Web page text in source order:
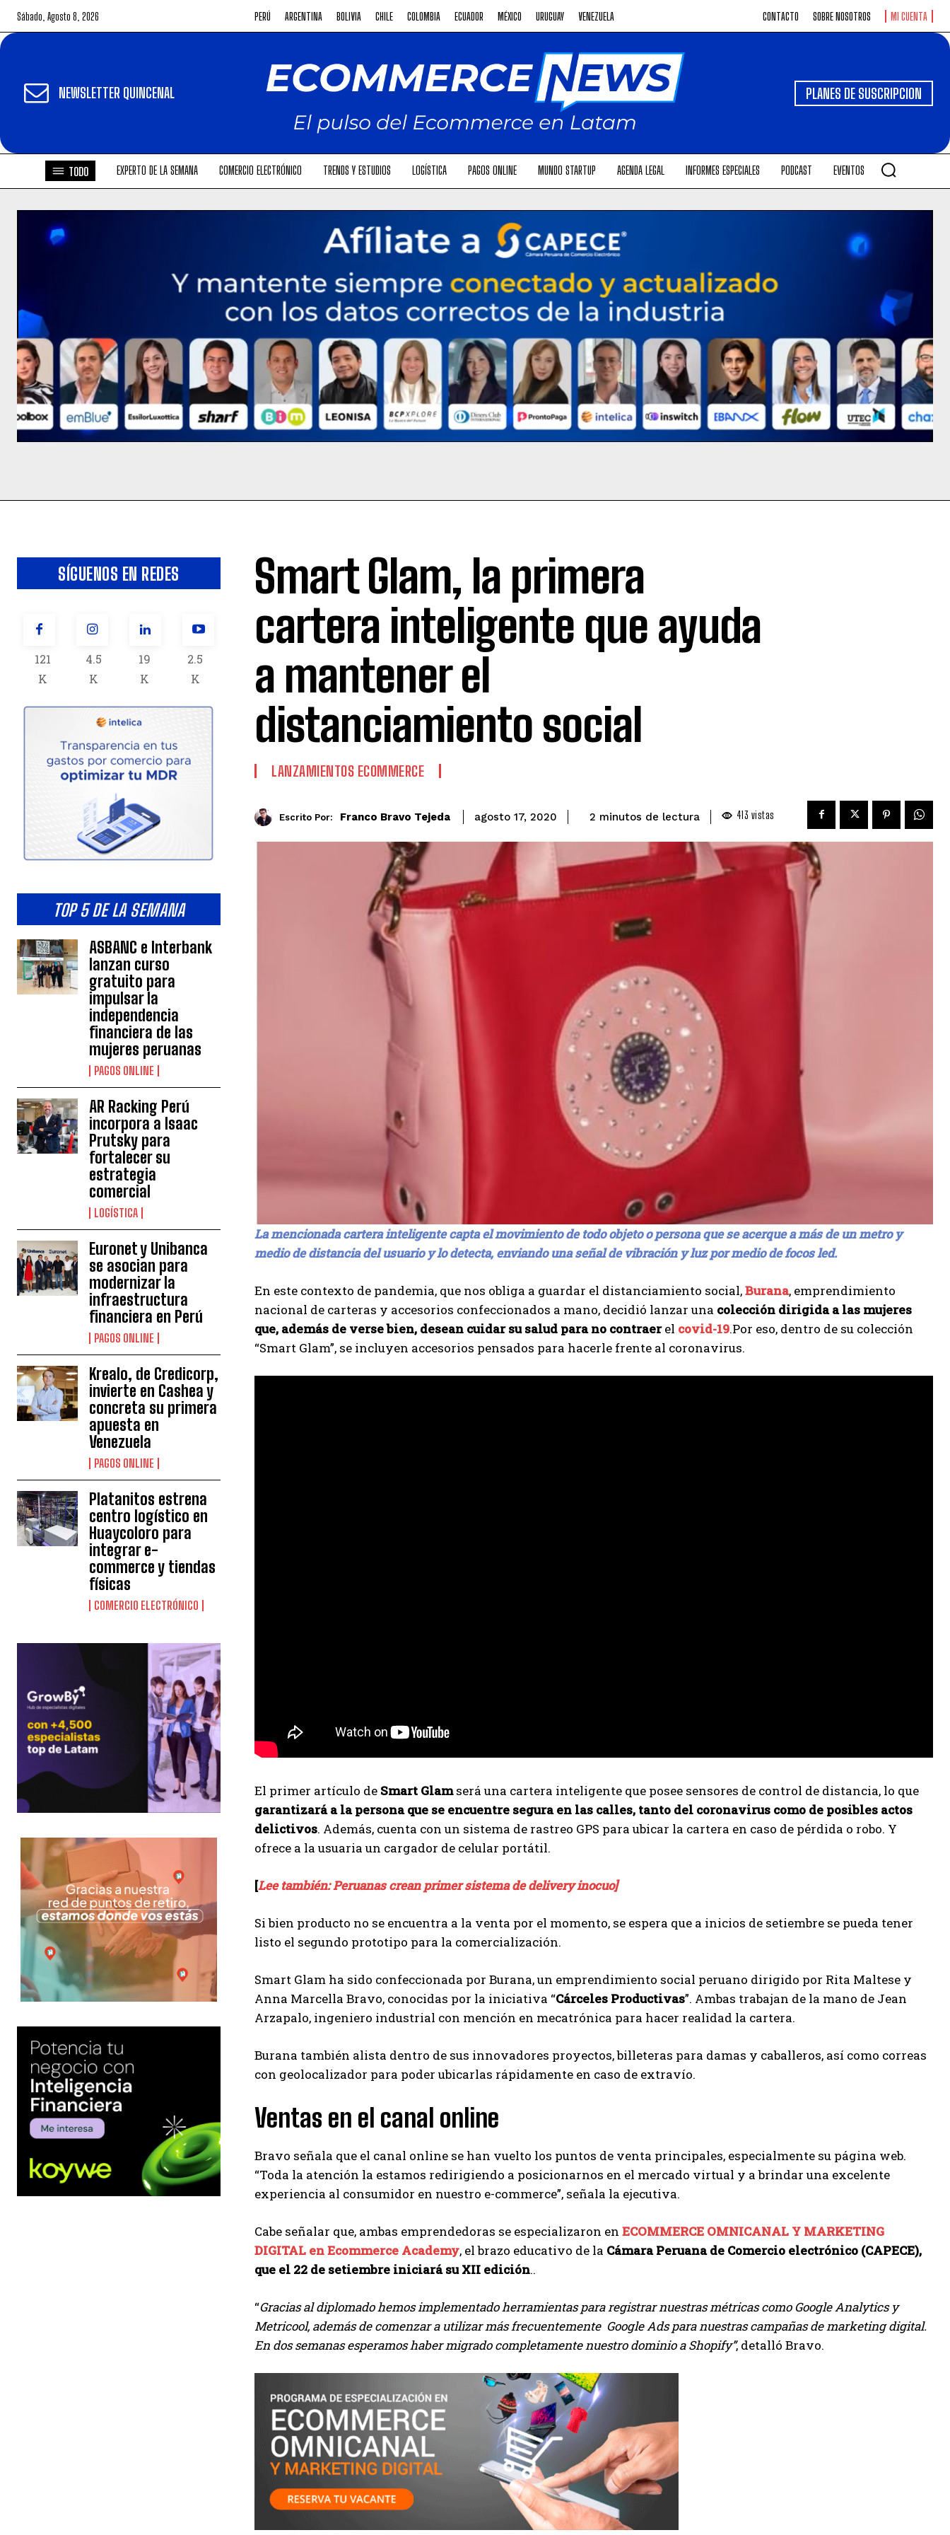
Sábado, Agosto 8, 2026 PERÚ ARGENTINA BOLIVIA CHILE COLOMBIA ECUADOR MÉXICO URUGUAY VENEZUELA CONTACTO SOBRE NOSOTROS MI CUENTA
NEWSLETTER QUINCENAL PLANES DE SUSCRIPCION
TODO EXPERTO DE LA SEMANA COMERCIO ELECTRÓNICO TRENDS Y ESTUDIOS LOGÍSTICA PAGOS ONLINE MUNDO STARTUP AGENDA LEGAL INFORMES ESPECIALES PODCAST EVENTOS
SÍGUENOS EN REDES
121
K
4.5
K
19
K
2.5
K
TOP 5 DE LA SEMANA
ASBANC e Interbank
lanzan curso
gratuito para
impulsar la
independencia
financiera de las
mujeres peruanas
PAGOS ONLINE
AR Racking Perú
incorpora a Isaac
Prutsky para
fortalecer su
estrategia
comercial
LOGÍSTICA
Euronet y Unibanca
se asocian para
modernizar la
infraestructura
financiera en Perú
PAGOS ONLINE
Krealo, de Credicorp,
invierte en Cashea y
concreta su primera
apuesta en
Venezuela
PAGOS ONLINE
Platanitos estrena
centro logístico en
Huaycoloro para
integrar e-
commerce y tiendas
físicas
COMERCIO ELECTRÓNICO
Smart Glam, la primera
cartera inteligente que ayuda
a mantener el
distanciamiento social
LANZAMIENTOS ECOMMERCE
Escrito Por: Franco Bravo Tejeda agosto 17, 2020 2 minutos de lectura 413 vistas
La mencionada cartera inteligente capta el movimiento de todo objeto o persona que se acerque a más de un metro y
medio de distancia del usuario y lo detecta, enviando una señal de vibración y luz por medio de focos led.
En este contexto de pandemia, que nos obliga a guardar el distanciamiento social,Burana, emprendimiento
nacional de carteras y accesorios confeccionados a mano, decidió lanzar una colección dirigida a las mujeres
que, además de verse bien, desean cuidar su salud para no contraerel covid-19.Por eso, dentro de su colección
“Smart Glam”, se incluyen accesorios pensados para hacerle frente al coronavirus.
El primer artículo de Smart Glamserá una cartera inteligente que posee sensores de control de distancia, lo que
garantizará a la persona que se encuentre segura en las calles, tanto del coronavirus como de posibles actos
delictivos. Además, cuenta con un sistema de rastreo GPS para ubicar la cartera en caso de pérdida o robo. Y
ofrece a la usuaria un cargador de celular portátil.
[Lee también: Peruanas crean primer sistema de delivery inocuo]
Si bien producto no se encuentra a la venta por el momento, se espera que a inicios de setiembre se pueda tener
listo el segundo prototipo para la comercialización.
Smart Glam ha sido confeccionada por Burana, un emprendimiento social peruano dirigido por Rita Maltese y
Anna Marcella Bravo, conocidas por la iniciativa “Cárceles Productivas”. Ambas trabajan de la mano de Jean
Arzapalo, ingeniero industrial con mención en mecatrónica para hacer realidad la cartera.
Burana también alista dentro de sus innovadores proyectos, billeteras para damas y caballeros, así como correas
con geolocalizador para poder ubicarlas rápidamente en caso de extravío.
Ventas en el canal online
Bravo señala que el canal online se han vuelto los puntos de venta principales, especialmente su página web.
“Toda la atención la estamos redirigiendo a posicionarnos en el mercado virtual y a brindar una excelente
experiencia al consumidor en nuestro e-commerce”, señala la ejecutiva.
Cabe señalar que, ambas emprendedoras se especializaron en ECOMMERCE OMNICANAL Y MARKETING
DIGITAL en Ecommerce Academy, el brazo educativo de la Cámara Peruana de Comercio electrónico (CAPECE),
que el 22 de setiembre iniciará su XII edición..
“Gracias al diplomado hemos implementado herramientas para registrar nuestras métricas como Google Analytics y
Metricool, además de comenzar a utilizar más frecuentemente Google Ads para nuestras campañas de marketing digital.
En dos semanas esperamos haber migrado completamente nuestro dominio a Shopify”, detalló Bravo.